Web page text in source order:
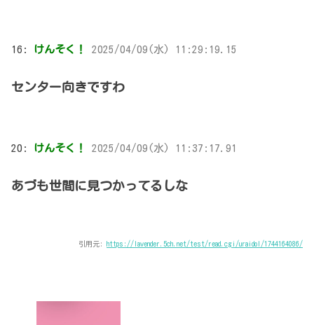
16: けんそく！ 2025/04/09(水) 11:29:19.15
センター向きですわ
20: けんそく！ 2025/04/09(水) 11:37:17.91
あづも世間に見つかってるしな
引用元: https://lavender.5ch.net/test/read.cgi/uraidol/1744164086/